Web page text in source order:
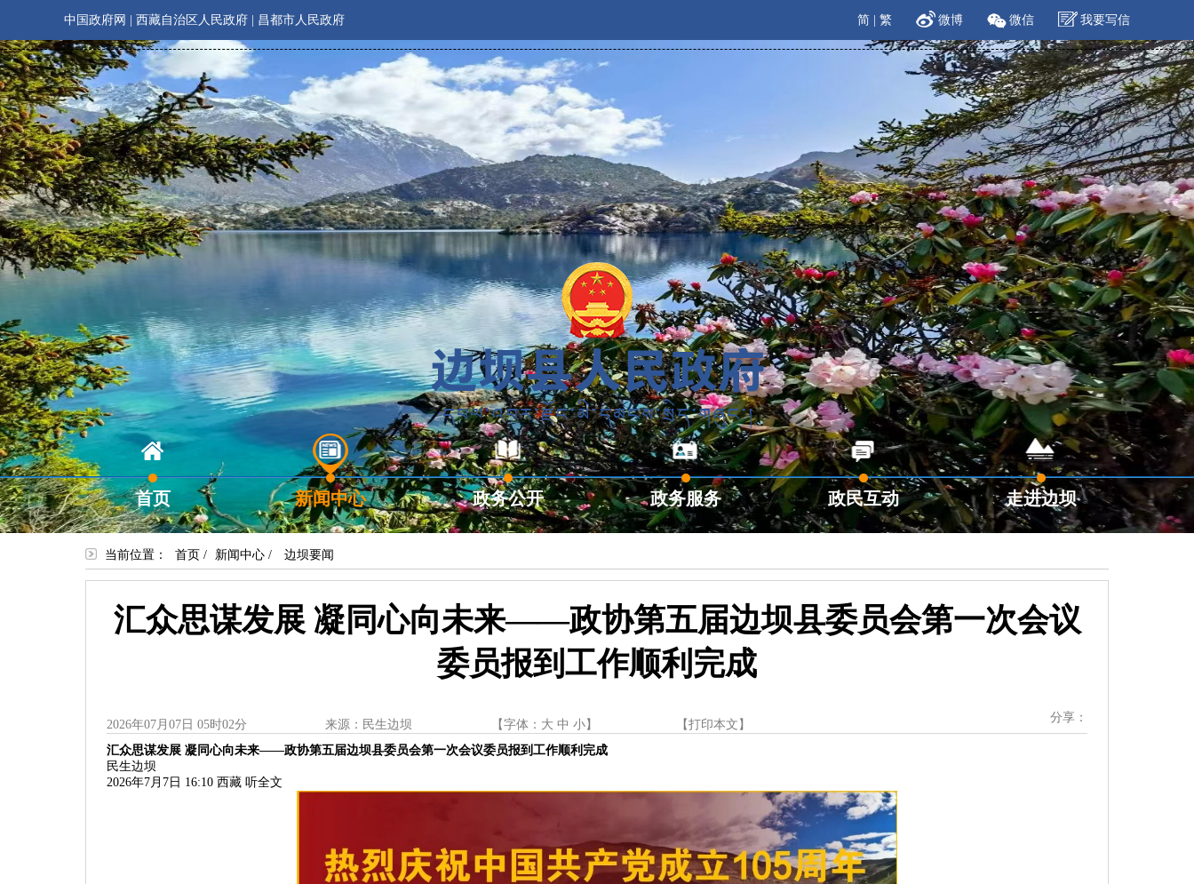
中国政府网 西藏自治区人民政府 昌都市人民政府 简 繁 微博 微信 我要写信
首页 新闻中心 政务公开 政务服务 政民互动 走进边坝
当前位置： 首页 / 新闻中心 / 边坝要闻
汇众思谋发展 凝同心向未来——政协第五届边坝县委员会第一次会议
委员报到工作顺利完成
2026年07月07日 05时02分 来源：民生边坝 【字体： 大 中 小】 【 打印本文 】
分享：
汇众思谋发展 凝同心向未来——政协第五届边坝县委员会第一次会议委员报到工作顺利完成
民生边坝
2026年7月7日 16:10 西藏 听全文